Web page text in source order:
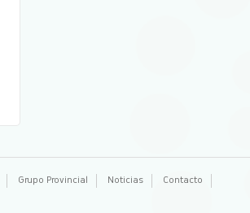
Grupo Provincial Noticias Contacto